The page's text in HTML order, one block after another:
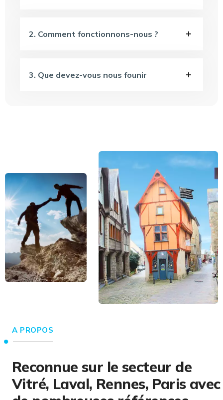
2. Comment fonctionnons-nous ?
3. Que devez-vous nous founir
A PROPOS
Reconnue sur le secteur de
Vitré, Laval, Rennes, Paris avec